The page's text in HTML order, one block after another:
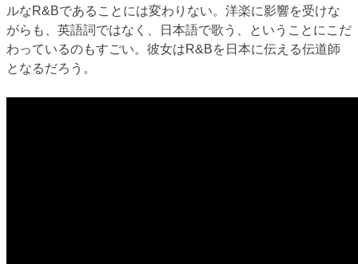
ルなR&Bであることには変わりない。洋楽に影響を受けな
がらも、英語詞ではなく、日本語で歌う、ということにこだ
わっているのもすごい。彼女はR&Bを日本に伝える伝道師
となるだろう。